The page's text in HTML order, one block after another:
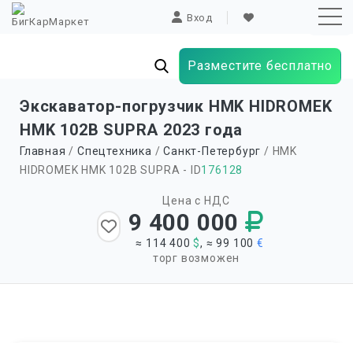
Вход
Разместите бесплатно
Экскаватор-погрузчик HMK HIDROMEK
HMK 102B SUPRA 2023 года
Главная /Спецтехника /Санкт-Петербург / HMK
HIDROMEK HMK 102B SUPRA - ID176128
Цена с НДС
9 400 000
≈ 114 400$, ≈ 99 100€
торг возможен